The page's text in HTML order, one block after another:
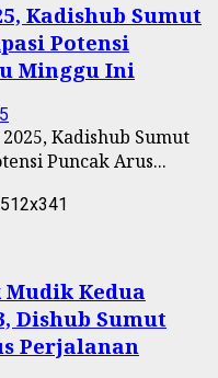
Kadishub Sumut
Potensi
Minggu Ini
Kadishub Sumut
Puncak Arus...
Kedua
Dishub Sumut
Perjalanan